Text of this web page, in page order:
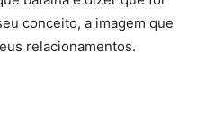
conceito, a imagem que
relacionamentos.